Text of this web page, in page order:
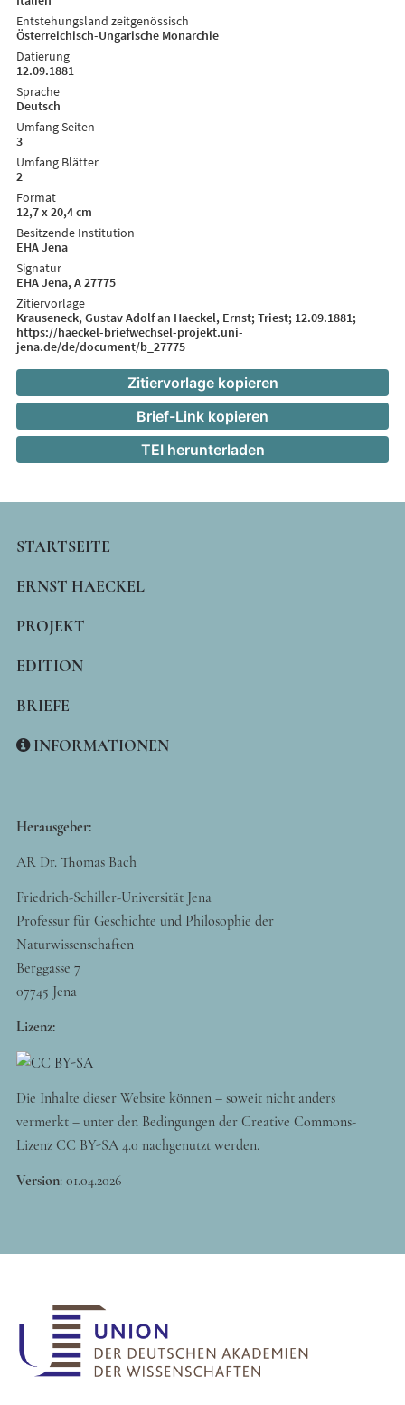
Entstehungsland zeitgenössisch
Österreichisch-Ungarische Monarchie
Datierung
12.09.1881
Sprache
Deutsch
Umfang Seiten
3
Umfang Blätter
2
Format
12,7 x 20,4 cm
Besitzende Institution
EHA Jena
Signatur
EHA Jena, A 27775
Zitiervorlage
Krauseneck, Gustav Adolf an Haeckel, Ernst; Triest; 12.09.1881;
https://haeckel-briefwechsel-projekt.uni-
jena.de/de/document/b_27775
Zitiervorlage kopieren
Brief-Link kopieren
TEI herunterladen
MAIN
NAVIGATION
STARTSEITE
ERNST HAECKEL
PROJEKT
EDITION
BRIEFE
INFORMATIONEN
Herausgeber:
AR Dr. Thomas Bach
Friedrich-Schiller-Universität Jena
Professur für Geschichte und Philosophie der
Naturwissenschaften
Berggasse 7
07745 Jena
Lizenz:
Die Inhalte dieser Website können – soweit nicht anders
vermerkt – unter den Bedingungen der Creative Commons-
Lizenz CC BY-SA 4.0 nachgenutzt werden.
Version: 01.04.2026